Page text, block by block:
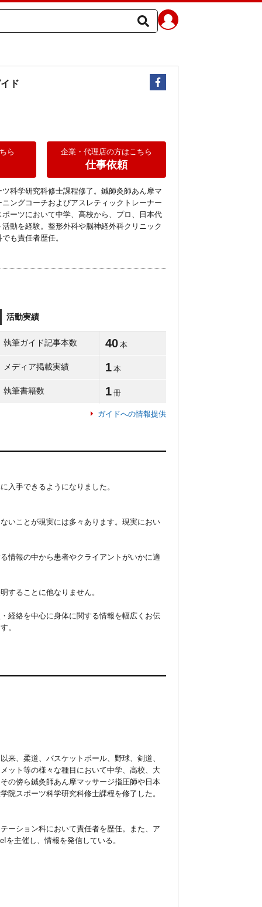
ド
ら 企業・代理店の方はこちら
仕事依頼
科学研究科修士課程修了。鍼師灸師あん摩マ
ングコーチおよびアスレティックトレーナー
ーツにおいて中学、高校から、プロ、日本代
動を経験。整形外科や脳神経外科クリニック
も責任者歴任。
活動実績
執筆ガイド記事本数 40 本
メディア掲載実績 1 本
執筆書籍数 1 冊
ガイドへの情報提供
入手できるようになりました。
いことが現実には多々あります。現実におい
情報の中から患者やクライアントがいかに適
することに他なりません。
経絡を中心に身体に関する情報を幅広くお伝
。
来、柔道、バスケットボール、野球、剣道、
ット等の様々な種目において中学、高校、大
の傍ら鍼灸師あん摩マッサージ指圧師や日本
院スポーツ科学研究科修士課程を修了した。
ーション科において責任者を歴任。また、ア
主催し、情報を発信している。